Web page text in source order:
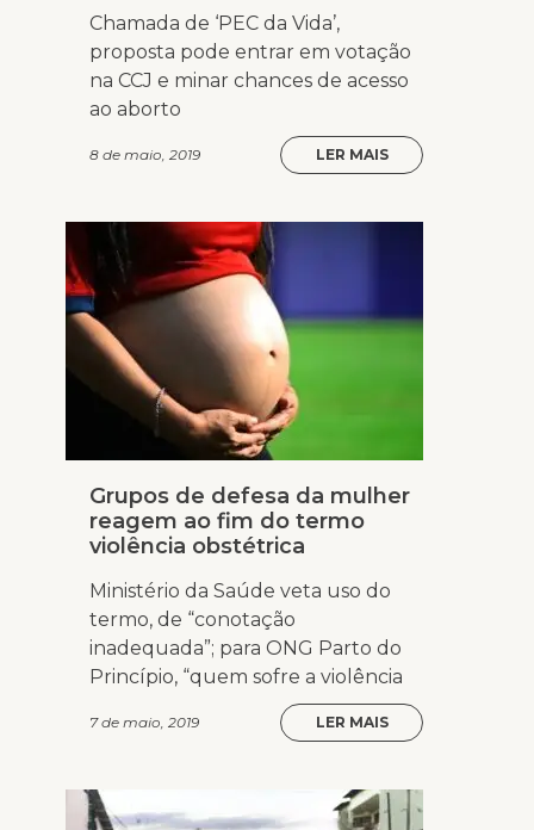
Chamada de ‘PEC da Vida’,
proposta pode entrar em votação
na CCJ e minar chances de acesso
ao aborto
8 de maio, 2019 LER MAIS
Grupos de defesa da mulher
reagem ao fim do termo
violência obstétrica
Ministério da Saúde veta uso do
termo, de “conotação
inadequada”; para ONG Parto do
Princípio, “quem sofre a violência
7 de maio, 2019 LER MAIS